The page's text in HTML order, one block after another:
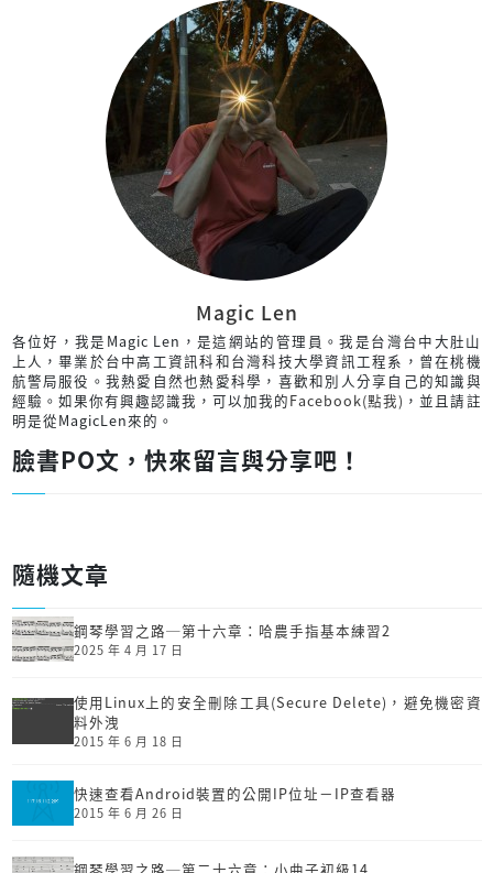
Magic Len
各位好，我是Magic Len，是這網站的管理員。我是台灣台中大肚山
上人，畢業於台中高工資訊科和台灣科技大學資訊工程系，曾在桃機
航警局服役。我熱愛自然也熱愛科學，喜歡和別人分享自己的知識與
經驗。如果你有興趣認識我，可以加我的Facebook(點我) ，並且請註
明是從MagicLen來的。
臉書PO文，快來留言與分享吧！
隨機文章
鋼琴學習之路─第十六章：哈農手指基本練習2
2025 年 4 月 17 日
使用Linux上的安全刪除工具(Secure Delete)，避免機密資
料外洩
2015 年 6 月 18 日
快速查看Android裝置的公開IP位址－IP查看器
2015 年 6 月 26 日